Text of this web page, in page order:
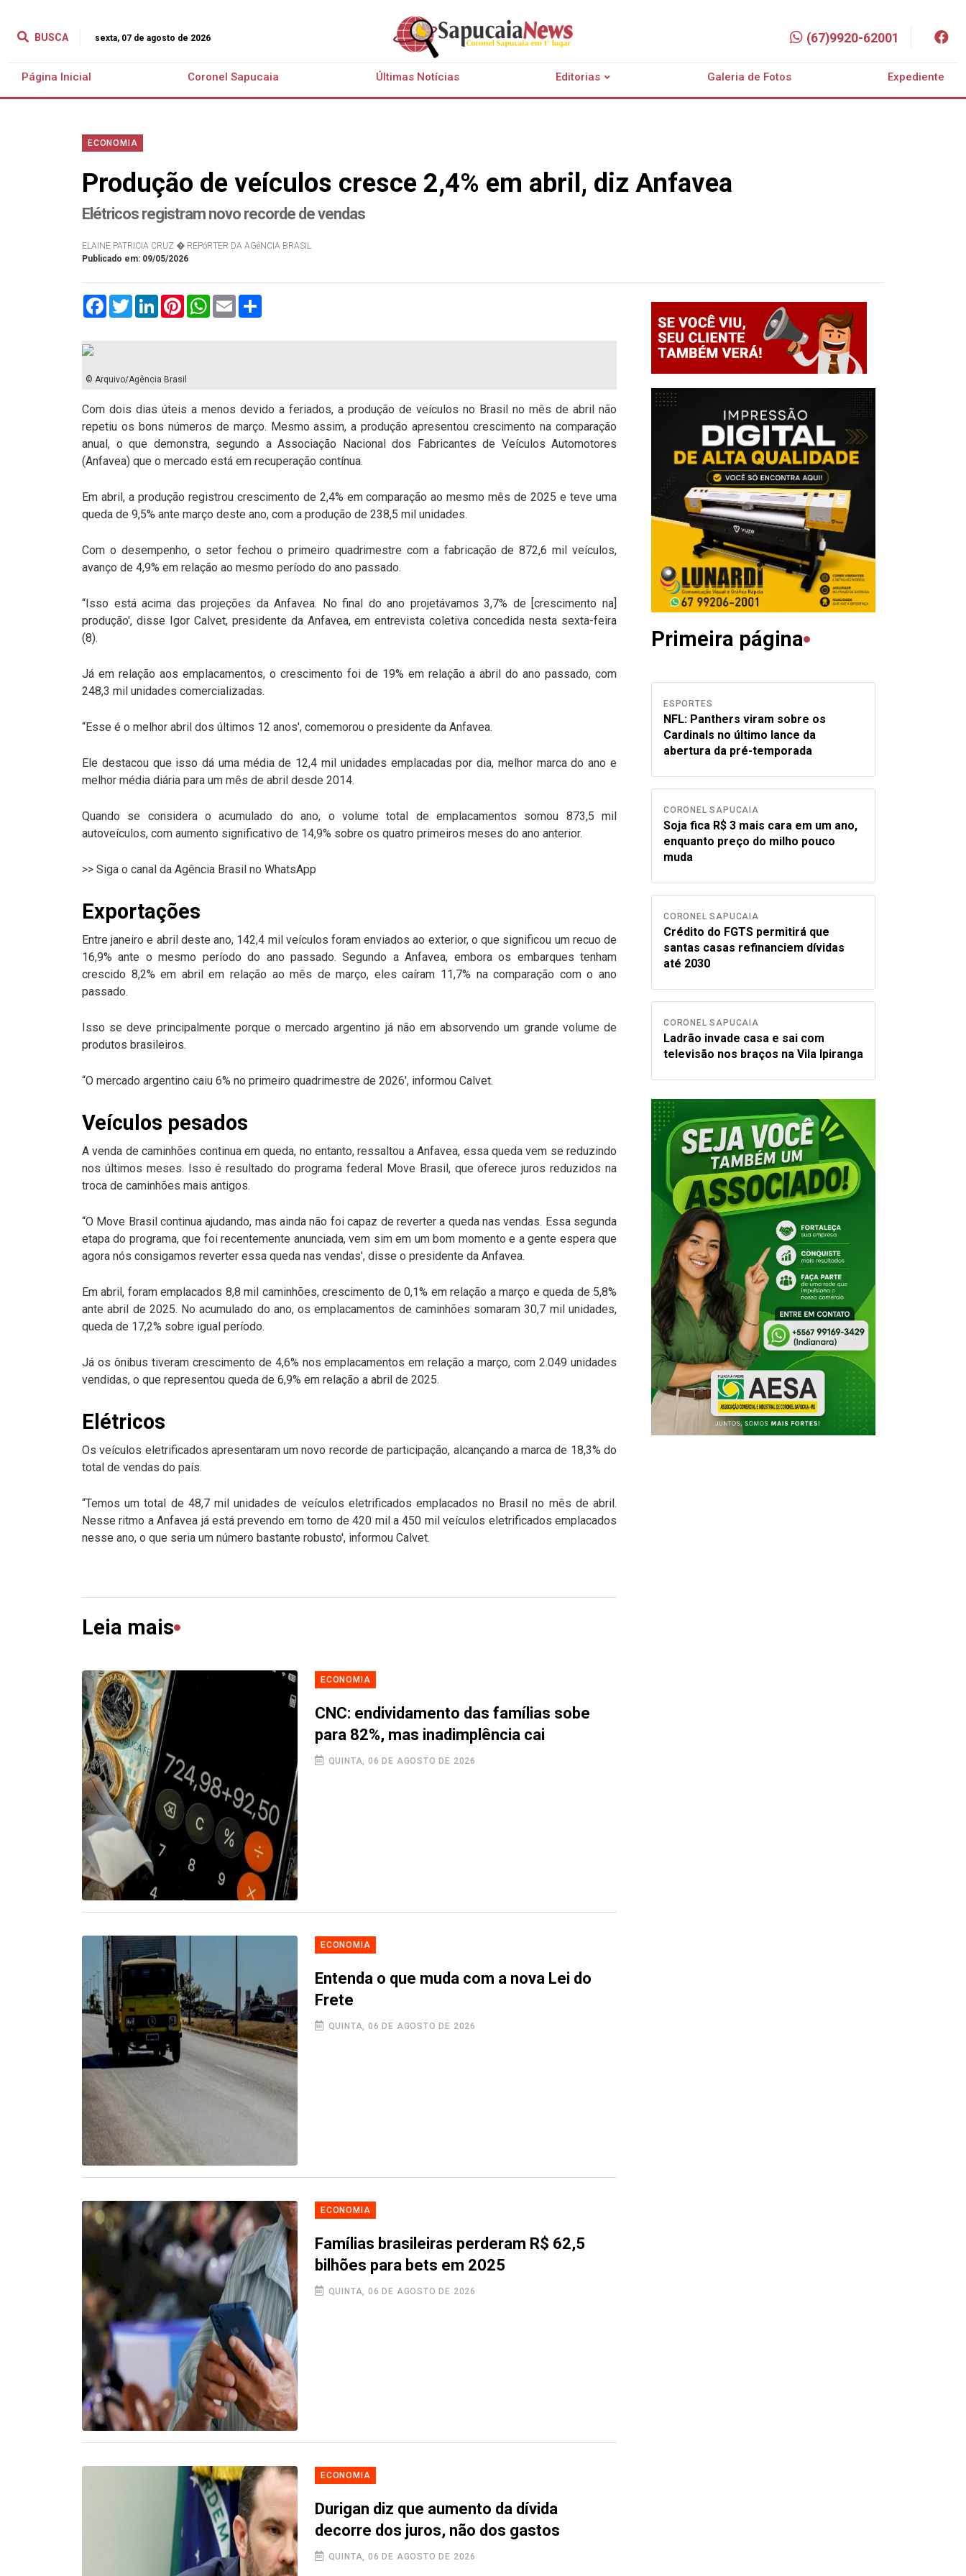
BUSCA sexta, 07 de agosto de 2026 (67)9920-62001
Página Inicial Coronel Sapucaia Últimas Notícias Editorias Galeria de Fotos Expediente
ECONOMIA
Produção de veículos cresce 2,4% em abril, diz Anfavea
Elétricos registram novo recorde de vendas
ELAINE PATRICIA CRUZ � REPóRTER DA AGêNCIA BRASIL
Publicado em: 09/05/2026
FacebookTwitterLinkedInPinterestWhatsApp
Email
© Arquivo/Agência Brasil
Com dois dias úteis a menos devido a feriados, a produção de veículos no Brasil no mês de abril não
repetiu os bons números de março. Mesmo assim, a produção apresentou crescimento na comparação
anual, o que demonstra, segundo a Associação Nacional dos Fabricantes de Veículos Automotores
(Anfavea) que o mercado está em recuperação contínua.
Em abril, a produção registrou crescimento de 2,4% em comparação ao mesmo mês de 2025 e teve uma
queda de 9,5% ante março deste ano, com a produção de 238,5 mil unidades.
Com o desempenho, o setor fechou o primeiro quadrimestre com a fabricação de 872,6 mil veículos,
avanço de 4,9% em relação ao mesmo período do ano passado.
“Isso está acima das projeções da Anfavea. No final do ano projetávamos 3,7% de [crescimento na]
produção', disse Igor Calvet, presidente da Anfavea, em entrevista coletiva concedida nesta sexta-feira
(8).
Já em relação aos emplacamentos, o crescimento foi de 19% em relação a abril do ano passado, com
248,3 mil unidades comercializadas.
“Esse é o melhor abril dos últimos 12 anos', comemorou o presidente da Anfavea.
Ele destacou que isso dá uma média de 12,4 mil unidades emplacadas por dia, melhor marca do ano e
melhor média diária para um mês de abril desde 2014.
Quando se considera o acumulado do ano, o volume total de emplacamentos somou 873,5 mil
autoveículos, com aumento significativo de 14,9% sobre os quatro primeiros meses do ano anterior.
>> Siga o canal da Agência Brasil no WhatsApp
Exportações
Entre janeiro e abril deste ano, 142,4 mil veículos foram enviados ao exterior, o que significou um recuo de
16,9% ante o mesmo período do ano passado. Segundo a Anfavea, embora os embarques tenham
crescido 8,2% em abril em relação ao mês de março, eles caíram 11,7% na comparação com o ano
passado.
Isso se deve principalmente porque o mercado argentino já não em absorvendo um grande volume de
produtos brasileiros.
“O mercado argentino caiu 6% no primeiro quadrimestre de 2026', informou Calvet.
Veículos pesados
A venda de caminhões continua em queda, no entanto, ressaltou a Anfavea, essa queda vem se reduzindo
nos últimos meses. Isso é resultado do programa federal Move Brasil, que oferece juros reduzidos na
troca de caminhões mais antigos.
“O Move Brasil continua ajudando, mas ainda não foi capaz de reverter a queda nas vendas. Essa segunda
etapa do programa, que foi recentemente anunciada, vem sim em um bom momento e a gente espera que
agora nós consigamos reverter essa queda nas vendas', disse o presidente da Anfavea.
Em abril, foram emplacados 8,8 mil caminhões, crescimento de 0,1% em relação a março e queda de 5,8%
ante abril de 2025. No acumulado do ano, os emplacamentos de caminhões somaram 30,7 mil unidades,
queda de 17,2% sobre igual período.
Já os ônibus tiveram crescimento de 4,6% nos emplacamentos em relação a março, com 2.049 unidades
vendidas, o que representou queda de 6,9% em relação a abril de 2025.
Elétricos
Os veículos eletrificados apresentaram um novo recorde de participação, alcançando a marca de 18,3% do
total de vendas do país.
“Temos um total de 48,7 mil unidades de veículos eletrificados emplacados no Brasil no mês de abril.
Nesse ritmo a Anfavea já está prevendo em torno de 420 mil a 450 mil veículos eletrificados emplacados
nesse ano, o que seria um número bastante robusto', informou Calvet.
Leia mais
ECONOMIA
CNC: endividamento das famílias sobe
para 82%, mas inadimplência cai
QUINTA, 06 DE AGOSTO DE 2026
ECONOMIA
Entenda o que muda com a nova Lei do
Frete
QUINTA, 06 DE AGOSTO DE 2026
ECONOMIA
Famílias brasileiras perderam R$ 62,5
bilhões para bets em 2025
QUINTA, 06 DE AGOSTO DE 2026
ECONOMIA
Durigan diz que aumento da dívida
decorre dos juros, não dos gastos
QUINTA, 06 DE AGOSTO DE 2026
Primeira página
ESPORTES
NFL: Panthers viram sobre os
Cardinals no último lance da
abertura da pré-temporada
CORONEL SAPUCAIA
Soja fica R$ 3 mais cara em um ano,
enquanto preço do milho pouco
muda
CORONEL SAPUCAIA
Crédito do FGTS permitirá que
santas casas refinanciem dívidas
até 2030
CORONEL SAPUCAIA
Ladrão invade casa e sai com
televisão nos braços na Vila Ipiranga